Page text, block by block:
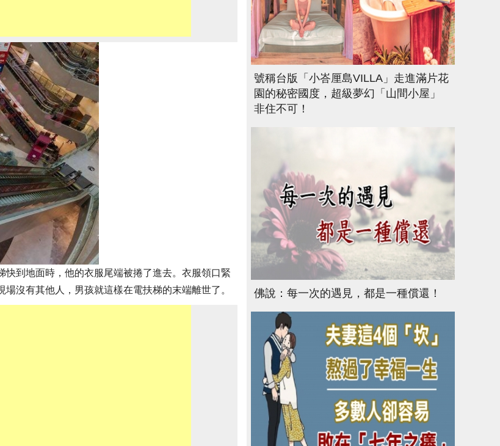
到地面時，他的衣服尾端被捲了進去。衣服領口緊
沒有其他人，男孩就這樣在電扶梯的末端離世了。
號稱台版「小峇厘島VILLA」走進滿片花
園的秘密國度，超級夢幻「山間小屋」
非住不可！
佛說：每一次的遇見，都是一種償還！